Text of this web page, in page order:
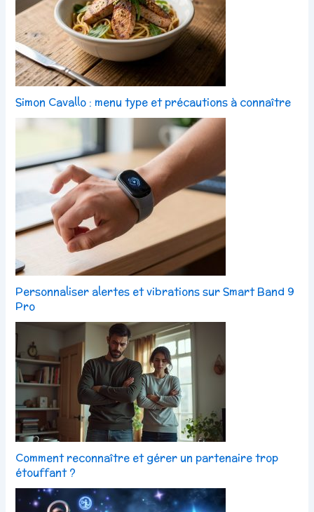
Simon Cavallo : menu type et précautions à connaître
Personnaliser alertes et vibrations sur Smart Band 9
Pro
Comment reconnaître et gérer un partenaire trop
étouffant ?